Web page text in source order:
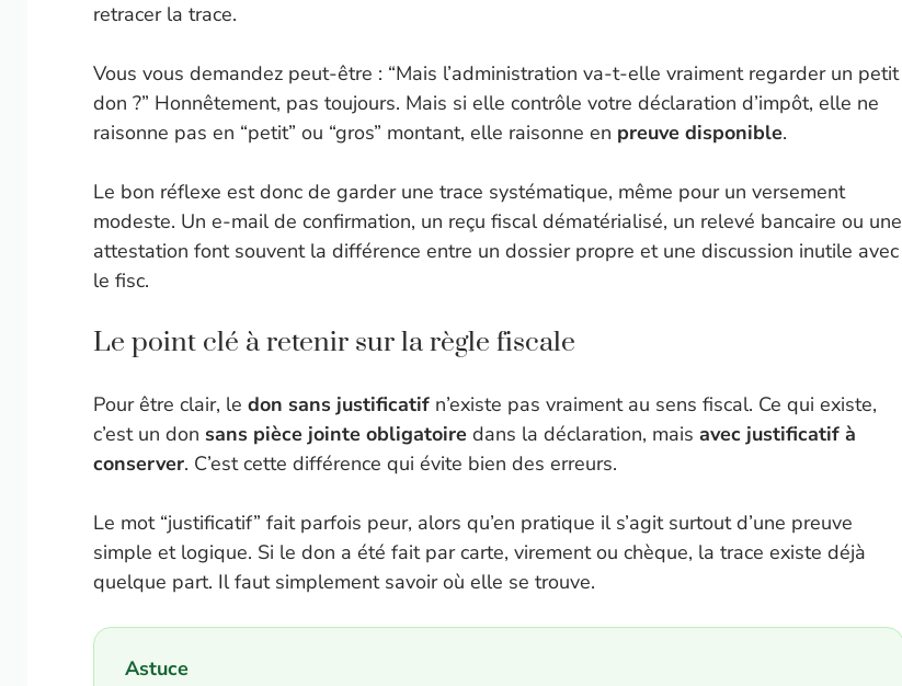
retracer la trace.
Vous vous demandez peut-être : “Mais l’administration va-t-elle vraiment regarder un petit
don ?” Honnêtement, pas toujours. Mais si elle contrôle votre déclaration d’impôt, elle ne
raisonne pas en “petit” ou “gros” montant, elle raisonne en preuve disponible.
Le bon réflexe est donc de garder une trace systématique, même pour un versement
modeste. Un e-mail de confirmation, un reçu fiscal dématérialisé, un relevé bancaire ou une
attestation font souvent la différence entre un dossier propre et une discussion inutile avec
le fisc.
Le point clé à retenir sur la règle fiscale
Pour être clair, ledon sans justificatif n’existe pas vraiment au sens fiscal. Ce qui existe,
c’est un don sans pièce jointe obligatoire dans la déclaration, maisavec justificatif à
conserver. C’est cette différence qui évite bien des erreurs.
Le mot “justificatif” fait parfois peur, alors qu’en pratique il s’agit surtout d’une preuve
simple et logique. Si le don a été fait par carte, virement ou chèque, la trace existe déjà
quelque part. Il faut simplement savoir où elle se trouve.
Astuce